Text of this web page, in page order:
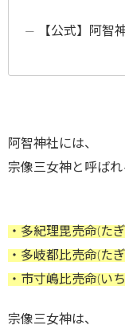
— 【公式】阿智
阿智神社には、
宗像三女神と呼ばれ
・多紀理毘売命(た
・多岐都比売命(た
・市寸嶋比売命(い
宗像三女神は、